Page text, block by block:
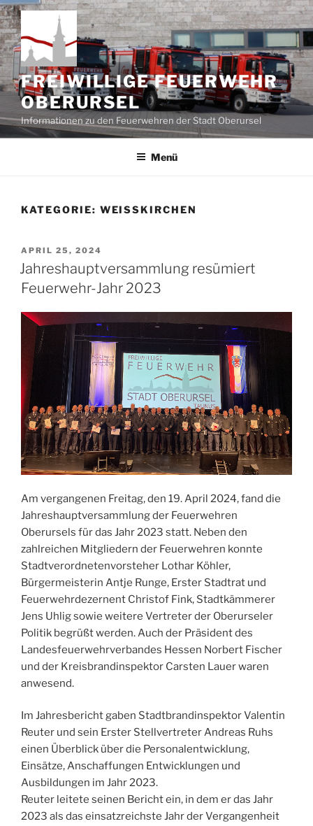
Zum
Inhalt
springen
FREIWILLIGE FEUERWEHR
OBERURSEL
Informationen zu den Feuerwehren der Stadt Oberursel
Menü
KATEGORIE: WEISSKIRCHEN
VERÖFFENTLICHT
AM
APRIL 25, 2024
Jahreshauptversammlung resümiert
Feuerwehr-Jahr 2023
Am vergangenen Freitag, den 19. April 2024, fand die
Jahreshauptversammlung der Feuerwehren
Oberursels für das Jahr 2023 statt. Neben den
zahlreichen Mitgliedern der Feuerwehren konnte
Stadtverordnetenvorsteher Lothar Köhler,
Bürgermeisterin Antje Runge, Erster Stadtrat und
Feuerwehrdezernent Christof Fink, Stadtkämmerer
Jens Uhlig sowie weitere Vertreter der Oberurseler
Politik begrüßt werden. Auch der Präsident des
Landesfeuerwehrverbandes Hessen Norbert Fischer
und der Kreisbrandinspektor Carsten Lauer waren
anwesend.
Im Jahresbericht gaben Stadtbrandinspektor Valentin
Reuter und sein Erster Stellvertreter Andreas Ruhs
einen Überblick über die Personalentwicklung,
Einsätze, Anschaffungen Entwicklungen und
Ausbildungen im Jahr 2023.
Reuter leitete seinen Bericht ein, in dem er das Jahr
2023 als das einsatzreichste Jahr der Vergangenheit